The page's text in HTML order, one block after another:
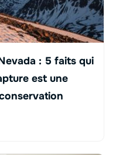
: 5 faits qui
est une